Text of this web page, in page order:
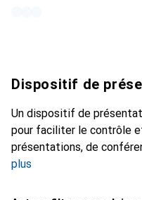
Dispositif de
Un dispositif de
pour faciliter le contrôle
présentations, de
plus